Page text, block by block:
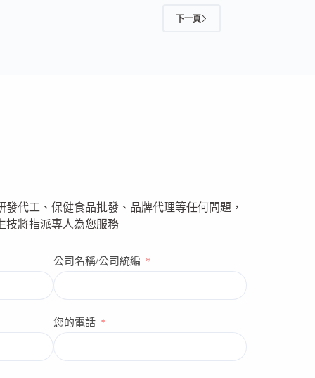
下一頁
代工、保健食品批發、品牌代理等任何問題，
技將指派專人為您服務
公司名稱/公司統編
您的電話